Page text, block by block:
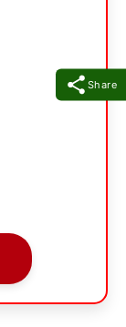
Share